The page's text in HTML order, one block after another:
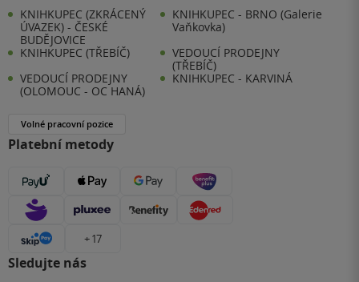
KNIHKUPEC (ZKRÁCENÝ
ÚVAZEK) - ČESKÉ
BUDĚJOVICE
KNIHKUPEC - BRNO (Galerie
Vaňkovka)
KNIHKUPEC (TŘEBÍČ)
VEDOUCÍ PRODEJNY
(TŘEBÍČ)
VEDOUCÍ PRODEJNY
(OLOMOUC - OC HANÁ)
KNIHKUPEC - KARVINÁ
Volné pracovní pozice
Platební metody
+ 17
Sledujte nás